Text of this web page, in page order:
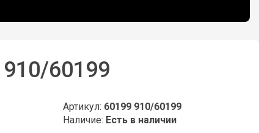
60199
Артикул: 60199 910/60199
Наличие: Есть в наличии